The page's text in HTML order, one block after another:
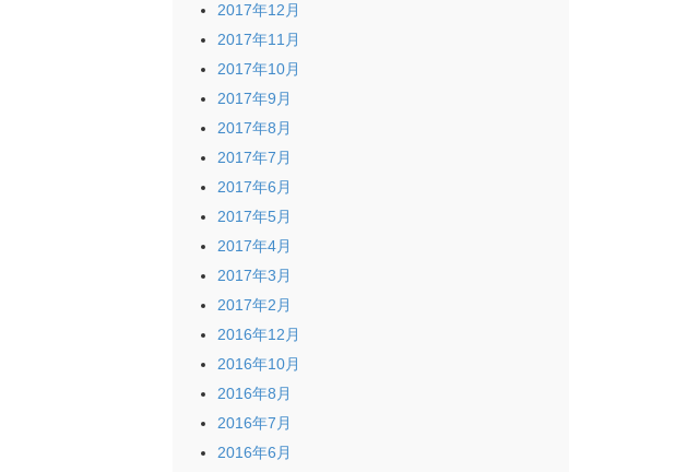
2017年12月
2017年11月
2017年10月
2017年9月
2017年8月
2017年7月
2017年6月
2017年5月
2017年4月
2017年3月
2017年2月
2016年12月
2016年10月
2016年8月
2016年7月
2016年6月